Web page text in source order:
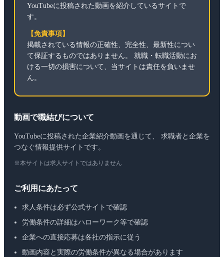
YouTubeに投稿された動画を紹介しているサイトで
す。
【免責事項】
掲載されている情報の正確性、完全性、最新性につい
て保証するものではありません。 就職・転職活動にお
ける一切の損害について、当サイトは責任を負いませ
ん。
動画で職結びについて
YouTubeに投稿された企業紹介動画を通じて、 求職者と企業を
つなぐ情報提供サイトです。
※本サイトは求人サイトではありません
ご利用にあたって
求人条件は必ず公式サイトで確認
労働条件の詳細はハローワーク等で確認
企業への直接応募は各社の指示に従う
動画内容と実際の労働条件が異なる場合があります